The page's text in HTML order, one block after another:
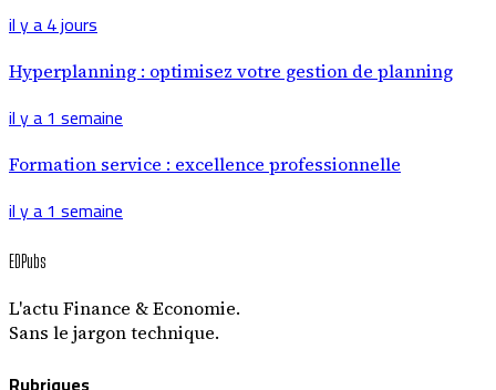
il y a 4 jours
Hyperplanning : optimisez votre gestion de planning
il y a 1 semaine
Formation service : excellence professionnelle
il y a 1 semaine
EDPubs
L'actu Finance & Economie.
Sans le jargon technique.